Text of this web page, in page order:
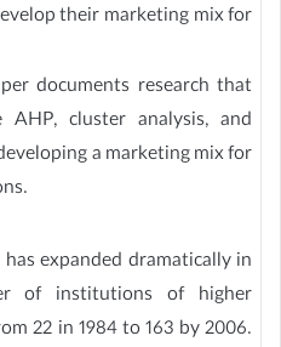
their marketing mix for
documents research that
cluster analysis, and
a marketing mix for
expanded dramatically in
of institutions of higher
22 in 1984 to 163 by 2006.